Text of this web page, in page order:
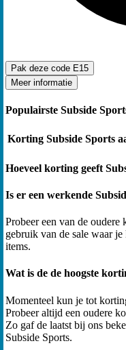
Pak deze code E15
Meer informatie
Populairste Subside
Korting Subside Sports
Hoeveel korting geeft
Is er een werkende
Probeer een van de
gebruik van de sale waar
items.
Wat is de de hoogste
Momenteel kun je tot
Probeer altijd een oudere
Zo gaf de laatst bij ons
Subside Sports.